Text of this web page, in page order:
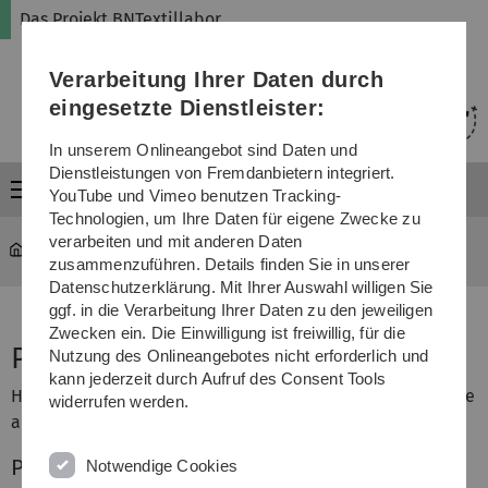
Direkt
Direkt
Direkt
(Sprache,
Drucken,
Media)
Direkt
Direkt
Das Projekt BNTextillabor
Menü
bntextillabor ... Projekt-Berichte
Projekt-Berichte
Hier stellen wir in verschiedenen Berichten die Ergebnisse
aus dem Projekt BNTextillabor vor.
Projekt-Bericht 1
Verarbeitung Ihrer Daten durch
eingesetzte Dienstleister:
In unserem Onlineangebot sind Daten und
Dienstleistungen von Fremdanbietern integriert.
YouTube und Vimeo benutzen Tracking-
Technologien, um Ihre Daten für eigene Zwecke zu
verarbeiten und mit anderen Daten
zusammenzuführen. Details finden Sie in unserer
Datenschutzerklärung. Mit Ihrer Auswahl willigen Sie
ggf. in die Verarbeitung Ihrer Daten zu den jeweiligen
Zwecken ein. Die Einwilligung ist freiwillig, für die
Nutzung des Onlineangebotes nicht erforderlich und
kann jederzeit durch Aufruf des Consent Tools
widerrufen werden.
Notwendige Cookies